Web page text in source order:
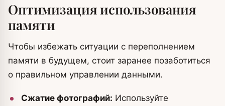
Оптимизация использования
памяти
Чтобы избежать ситуации с переполнением
памяти в будущем, стоит заранее позаботиться
о правильном управлении данными.
Сжатие фотографий: Используйте